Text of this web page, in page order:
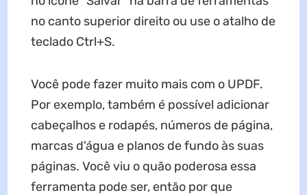
no canto superior direito ou use o atalho de
teclado Ctrl+S.
Você pode fazer muito mais com o UPDF.
Por exemplo, também é possível adicionar
cabeçalhos e rodapés, números de página,
marcas d'água e planos de fundo às suas
páginas. Você viu o quão poderosa essa
ferramenta pode ser, então por que